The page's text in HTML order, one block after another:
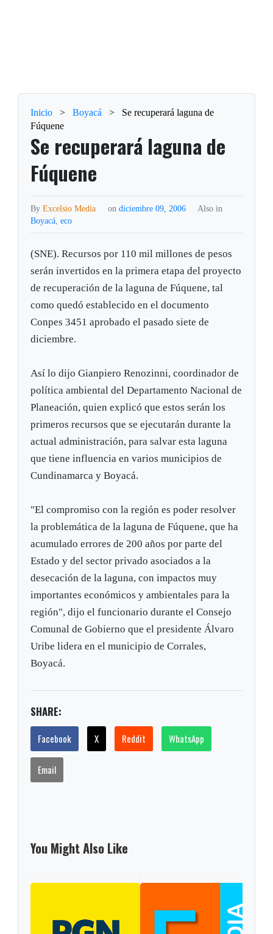
Inicio > Boyacá >
Se recuperará laguna de
Fúquene
Se recuperará laguna de
Fúquene
ByExcelsio Media on diciembre 09, 2006
Also in
Boyacá,eco
(SNE). Recursos por 110 mil millones de pesos
serán invertidos en la primera etapa del proyecto
de recuperación de la laguna de Fúquene, tal
como quedó establecido en el documento
Conpes 3451 aprobado el pasado siete de
diciembre.
Así lo dijo Gianpiero Renozinni, coordinador de
política ambiental del Departamento Nacional de
Planeación, quien explicó que estos serán los
primeros recursos que se ejecutarán durante la
actual administración, para salvar esta laguna
que tiene influencia en varios municipios de
Cundinamarca y Boyacá.
"El compromiso con la región es poder resolver
la problemática de la laguna de Fúquene, que ha
acumulado errores de 200 años por parte del
Estado y del sector privado asociados a la
desecación de la laguna, con impactos muy
importantes económicos y ambientales para la
región", dijo el funcionario durante el Consejo
Comunal de Gobierno que el presidente Álvaro
Uribe lidera en el municipio de Corrales,
Boyacá.
SHARE:
Facebook X Reddit WhatsApp
Email
You Might Also Like